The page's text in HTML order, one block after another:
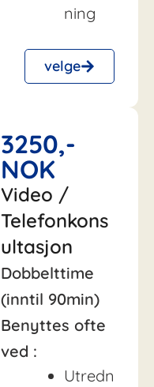
ning
velge
3250,-
NOK
Video /
Telefonkons
ultasjon
Dobbelttime
(inntil 90min)
Benyttes ofte
ved :
Utredn